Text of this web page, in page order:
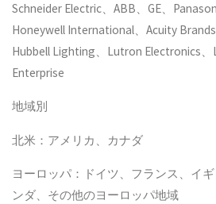
Schneider Electric、ABB、GE、
Honeywell International、Acuity
Hubbell Lighting、Lutron Electronics
Enterprise
地域別
北米：アメリカ、カナダ
ヨーロッパ：ドイツ、フランス、イ
ンダ、その他のヨーロッパ地域